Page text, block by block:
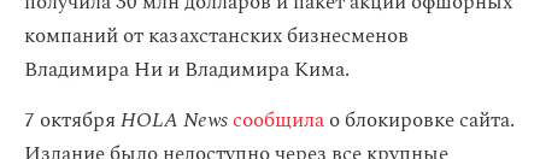
компаний от казахстанских бизнесменов
Владимира Ни и Владимира Кима.
7 октябряHOLA Newsсообщилао блокировке сайта.